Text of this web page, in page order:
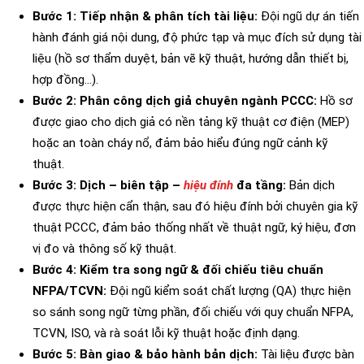
Bước 1: Tiếp nhận & phân tích tài liệu: Đội ngũ dự án tiến
hành đánh giá nội dung, độ phức tạp và mục đích sử dụng tài
liệu (hồ sơ thẩm duyệt, bản vẽ kỹ thuật, hướng dẫn thiết bị,
hợp đồng…).
Bước 2: Phân công dịch giả chuyên ngành PCCC: Hồ sơ
được giao cho dịch giả có nền tảng kỹ thuật cơ điện (MEP)
hoặc an toàn cháy nổ, đảm bảo hiểu đúng ngữ cảnh kỹ
thuật.
Bước 3: Dịch – biên tập – hiệu đính đa tầng: Bản dịch
được thực hiện cẩn thận, sau đó hiệu đính bởi chuyên gia kỹ
thuật PCCC, đảm bảo thống nhất về thuật ngữ, ký hiệu, đơn
vị đo và thông số kỹ thuật.
Bước 4: Kiểm tra song ngữ & đối chiếu tiêu chuẩn
NFPA/TCVN: Đội ngũ kiểm soát chất lượng (QA) thực hiện
so sánh song ngữ từng phần, đối chiếu với quy chuẩn NFPA,
TCVN, ISO, và rà soát lỗi kỹ thuật hoặc định dạng.
Bước 5: Bàn giao & bảo hành bản dịch: Tài liệu được bàn